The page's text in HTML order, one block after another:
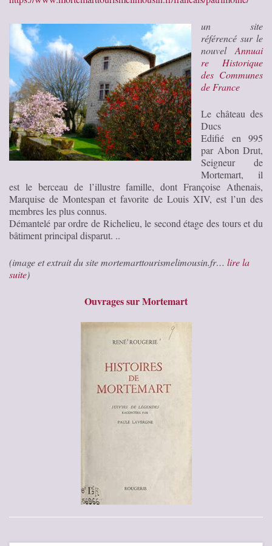
un site
référencé sur le
nouvel Annuai
re Historique
des Communes
de France
Le château des
Ducs
Edifié en 995
par Abon Drut,
Seigneur de
Mortemart, il
est le berceau de l’illustre famille, dont Françoise Athenais,
Marquise de Montespan et favorite de Louis XIV, est l’un des
membres les plus connus.
Démantelé par ordre de Richelieu, le second étage des tours et du
bâtiment principal disparut. ..
(image et extrait du site mortemarttourismelimousin.fr… lire la
suite)
Ouvrages sur Mortemart